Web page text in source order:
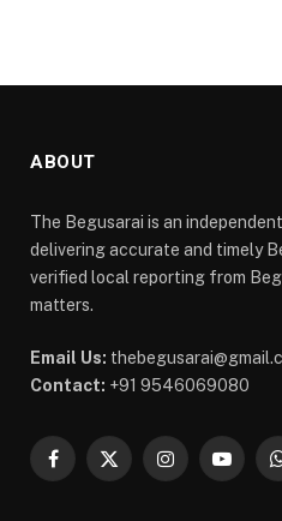
ABOUT
The Begusarai is an
delivering accurate and timely
verified local reporting from
matters.
Email Us:
Contact: +91 9546069080
Facebook
X
Instagram